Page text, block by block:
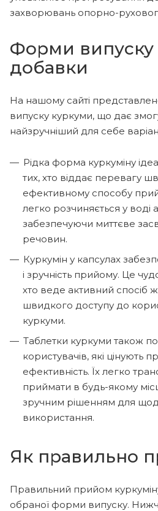
захворювань опорно-
Форми випуску
добавки
На нашому сайті
випуску куркуми, що дає
найзручніший для себе
Рідка форма куркуміну
тих, хто віддає перевагу
ефективному способу
легко розчиняється у воді
забезпечуючи миттєве
речовин.
Куркумін у капсулах
і зручність прийому. Це
хто веде активний спосіб
швидкого доступу до
куркуми.
Таблетки куркуми також
користувачів, які цінують
ефективність. Їх легко
приймати в будь-якому
зручним рішенням для
використання.
Як правильно
Правильний прийом
обраної форми випуску.